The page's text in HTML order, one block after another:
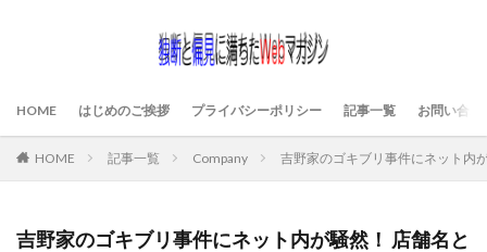
HOME はじめのご挨拶 プライバシーポリシー 記事一覧 お問い合わ
HOME 記事一覧 Company 吉野家のゴキブリ事件にネット内
吉野家のゴキブリ事件にネット内が騒然！ 店舗名と